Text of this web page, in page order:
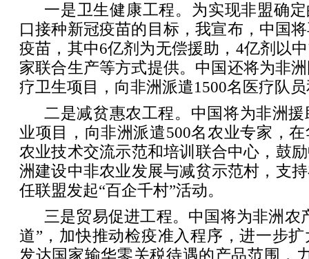
一是卫生健康工程。为实现非盟确
口接种新冠疫苗的目标，我宣布，中国
疫苗，其中6亿剂为无偿援助，4亿剂以
家联合生产等方式提供。中国还将为非
疗卫生项目，向非洲派遣1500名医疗队
二是减贫惠农工程。中国将为非洲
业项目，向非洲派遣500名农业专家，
农业技术交流示范和培训联合中心，鼓
洲建设中非农业发展与减贫示范村，支
任联盟发起“百企千村”活动。
三是贸易促进工程。中国将为非洲农
道”，加快推动检疫准入程序，进一步
发达国家输华零关税待遇的产品范围，